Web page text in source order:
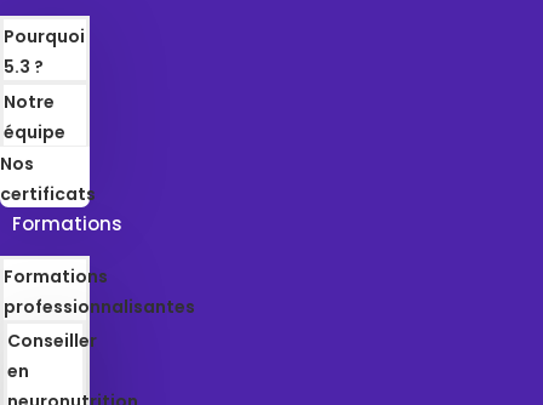
Pourquoi
5.3 ?
Notre
équipe
Nos
certificats
Formations
Formations
professionnalisantes
Conseiller
en